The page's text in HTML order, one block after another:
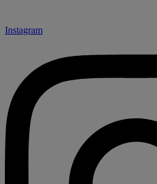
Instagram